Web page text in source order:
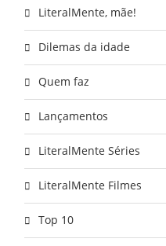
LiteralMente, mãe!
Dilemas da idade
Quem faz
Lançamentos
LiteralMente Séries
LiteralMente Filmes
Top 10